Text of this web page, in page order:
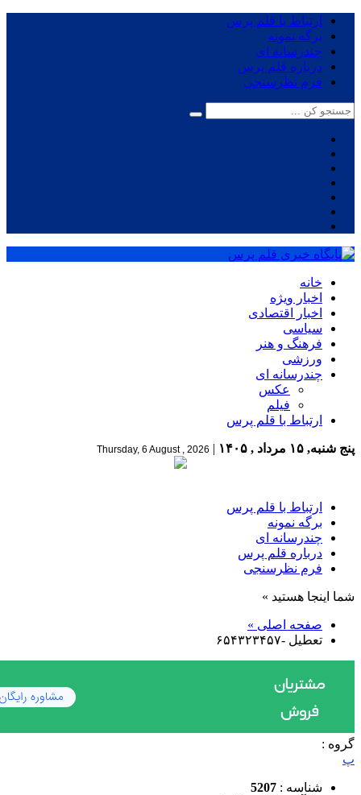
ارتباط با قلم پرس
برگه نمونه
چندرسانه ای
درباره قلم پرس
فرم نظرسنجی
خانه
اخبار ویژه
اخبار اقتصادی
سیاسی
فرهنگ و هنر
ورزشی
چندرسانه ای
عکس
فیلم
ارتباط با قلم پرس
پنج شنبه, ۱۵ مرداد , ۱۴۰۵ |
Thursday, 6 August , 2026
ارتباط با قلم پرس
برگه نمونه
چندرسانه ای
درباره قلم پرس
فرم نظرسنجی
شما اینجا هستید »
صفحه اصلی »
تعطیل -۶۵۴۳۲۳۴۵۷
گروه :
پ
شناسه : 5207